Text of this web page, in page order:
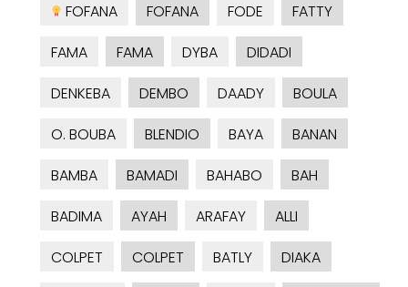
FOFANA
FOFANA FODE
FATTY
FAMA
FAMA DYBA
DIDADI
DENKEBA
DEMBO DAADY
BOULA
O. BOUBA
BLENDIO BAYA
BANAN
BAMBA
BAMADI BAHABO
BAH
BADIMA
AYAH ARAFAY
ALLI
COLPET
COLPET BATLY
DIAKA